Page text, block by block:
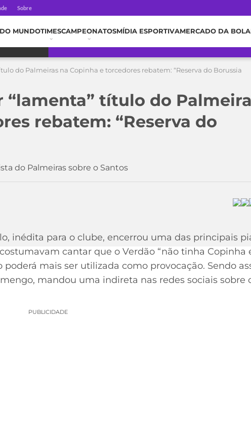
Sobre
MUNDOTIMESCAMPEONATOSMÍDIA ESPORTIVAMERCADO DA BOLA
do Palmeiras na Copinha e torcedores rebatem: “Reserva do Borussia
“lamenta” título do
rebatem: “Reserva do
do Palmeiras sobre o Santos
inédita para o clube, encerrou uma das principais
cantar que o Verdão “não tinha Copinha
mais ser utilizada como provocação. Sendo
mandou uma indireta nas redes sociais sobre
PUBLICIDADE